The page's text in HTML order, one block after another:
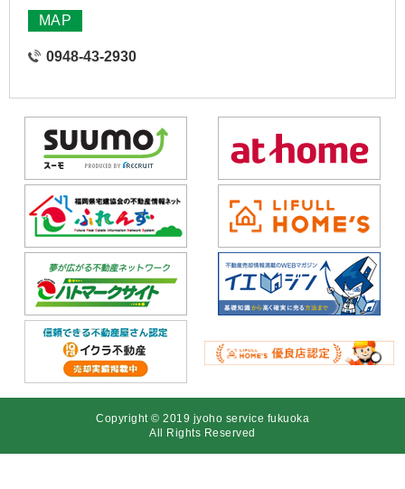
MAP
0948-43-2930
Copyright © 2019 jyoho service fukuoka
All Rights Reserved